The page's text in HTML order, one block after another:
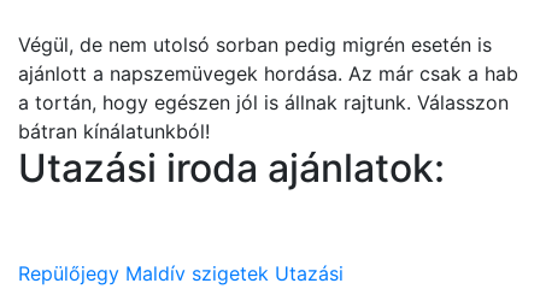
Végül, de nem utolsó sorban pedig migrén esetén is
ajánlott a napszemüvegek hordása. Az már csak a hab
a tortán, hogy egészen jól is állnak rajtunk. Válasszon
bátran kínálatunkból!
Utazási iroda ajánlatok:
Repülőjegy Maldív szigetek Utazási